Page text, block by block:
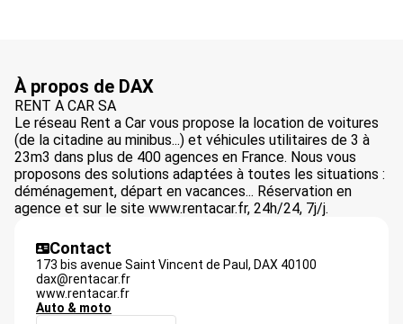
À propos de DAX
RENT A CAR SA
Le réseau Rent a Car vous propose la location de voitures
(de la citadine au minibus...) et véhicules utilitaires de 3 à
23m3 dans plus de 400 agences en France. Nous vous
proposons des solutions adaptées à toutes les situations :
déménagement, départ en vacances... Réservation en
agence et sur le site www.rentacar.fr, 24h/24, 7j/j.
Contact
173 bis avenue Saint Vincent de Paul, DAX 40100
dax@rentacar.fr
www.rentacar.fr
Auto & moto